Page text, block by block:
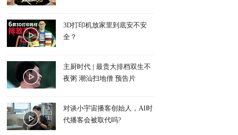
3D打印机放家里到底安不安
全？
主厨时代 | 最贵大排档双生不
夜粥 潮汕扫地僧 预告片
对谈小宇宙播客创始人，AI时
代播客会被取代吗?